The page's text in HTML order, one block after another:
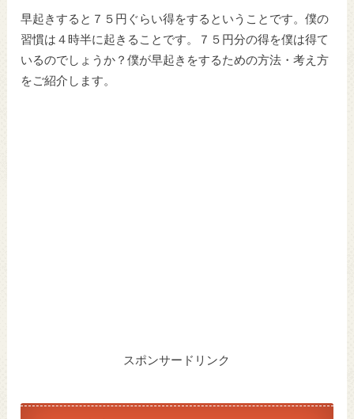
早起きすると７５円ぐらい得をするということです。僕の
習慣は４時半に起きることです。７５円分の得を僕は得て
いるのでしょうか？僕が早起きをするための方法・考え方
をご紹介します。
スポンサードリンク